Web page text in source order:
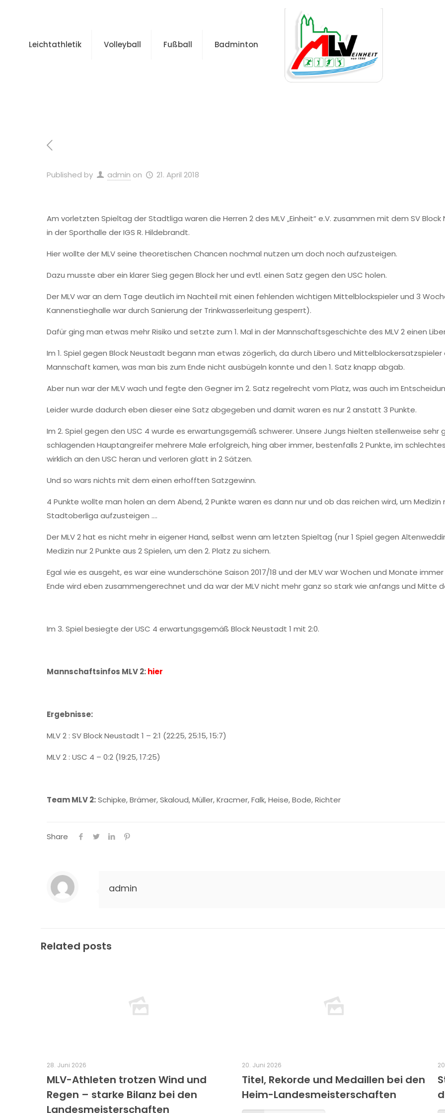
Leichtathletik Volleyball Fußball Badminton
Published by admin on 21. April 2018
Am vorletzten Spieltag der Stadtliga waren die Herren 2 des MLV „Einheit“ e.V. zusammen mit dem SV
in der Sporthalle der IGS R. Hildebrandt.
Hier wollte der MLV seine theoretischen Chancen nochmal nutzen um doch noch aufzusteigen.
Dazu musste aber ein klarer Sieg gegen Block her und evtl. einen Satz gegen den USC holen.
Der MLV war an dem Tage deutlich im Nachteil mit einen fehlenden wichtigen Mittelblockspieler und 3
Kannenstieghalle war durch Sanierung der Trinkwasserleitung gesperrt).
Dafür ging man etwas mehr Risiko und setzte zum 1. Mal in der Mannschaftsgeschichte des MLV 2 einen
Im 1. Spiel gegen Block Neustadt begann man etwas zögerlich, da durch Libero und
Mannschaft kamen, was man bis zum Ende nicht ausbügeln konnte und den 1. Satz knapp abgab.
Aber nun war der MLV wach und fegte den Gegner im 2. Satz regelrecht vom Platz, was auch im
Leider wurde dadurch eben dieser eine Satz abgegeben und damit waren es nur 2 anstatt 3 Punkte.
Im 2. Spiel gegen den USC 4 wurde es erwartungsgemäß schwerer. Unsere Jungs hielten stellenweise
schlagenden Hauptangreifer mehrere Male erfolgreich, hing aber immer, bestenfalls 2 Punkte, im
wirklich an den USC heran und verloren glatt in 2 Sätzen.
Und so wars nichts mit dem einen erhofften Satzgewinn.
4 Punkte wollte man holen an dem Abend, 2 Punkte waren es dann nur und ob das reichen wird, um
Stadtoberliga aufzusteigen ….
Der MLV 2 hat es nicht mehr in eigener Hand, selbst wenn am letzten Spieltag (nur 1 Spiel gegen
Medizin nur 2 Punkte aus 2 Spielen, um den 2. Platz zu sichern.
Egal wie es ausgeht, es war eine wunderschöne Saison 2017/18 und der MLV war Wochen und Monate
Ende wird eben zusammengerechnet und da war der MLV nicht mehr ganz so stark wie anfangs und Mitte
Im 3. Spiel besiegte der USC 4 erwartungsgemäß Block Neustadt 1 mit 2:0.
Mannschaftsinfos MLV 2:hier
Ergebnisse:
MLV 2 : SV Block Neustadt 1 – 2:1 (22:25, 25:15, 15:7)
MLV 2 : USC 4 – 0:2 (19:25, 17:25)
Team MLV 2:Schipke, Brämer, Skaloud, Müller, Kracmer, Falk, Heise, Bode, Richter
Share
admin
Related posts
28. Juni 2026
MLV-Athleten trotzen Wind und
Regen – starke Bilanz bei den
Landesmeisterschaften
20. Juni 2026
Titel, Rekorde und Medaillen bei den
Heim-Landesmeisterschaften